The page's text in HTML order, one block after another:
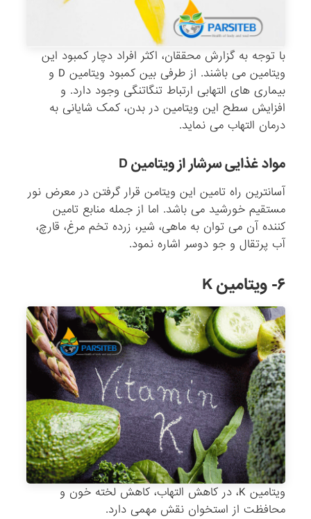
با توجه به گزارش محققان، اکثر افراد دچار کمبود این
ویتامین می باشند. از طرفی بین کمبود ویتامین D و
بیماری های التهابی ارتباط تنگاتنگی وجود دارد. و
افزایش سطح این ویتامین در بدن، کمک شایانی به
درمان التهاب می نماید.
مواد غذایی سرشار از ویتامین D
آسانترین راه تامین این ویتامن قرار گرفتن در معرض نور
مستقیم خورشید می باشد. اما از جمله منابع تامین
کننده آن می توان به ماهی، شیر، زرده تخم مرغ، قارچ،
آب پرتقال و جو دوسر اشاره نمود.
۶- ویتامین K
ویتامین K، در کاهش التهاب، کاهش لخته خون و
محافظت از استخوان نقش مهمی دارد.